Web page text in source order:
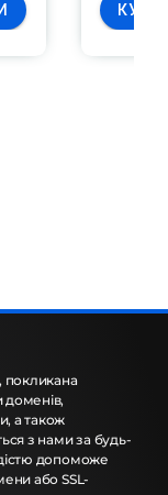
покликана
доменів,
а також
з нами за будь-
допоможе
або SSL-